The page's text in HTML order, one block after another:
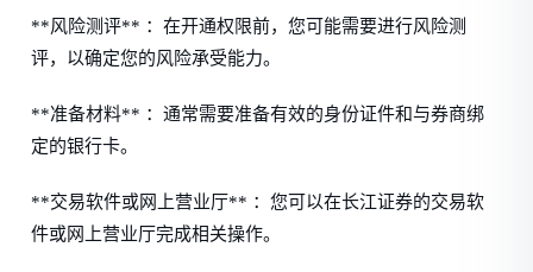
**风险测评** ：在开通权限前，您可能需要进行风险测
评，以确定您的风险承受能力。
**准备材料** ：通常需要准备有效的身份证件和与券商绑
定的银行卡。
**交易软件或网上营业厅** ：您可以在长江证券的交易软
件或网上营业厅完成相关操作。